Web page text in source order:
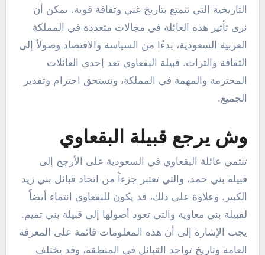
التاريخية التي تتمتع بتاريخ غني وثقافة قوية. يمكن أن
نرى تأثير هذه العائلة في مجالات متعددة في المملكة
العربية السعودية، بدءًا من السياسة والاقتصاد وصولاً إلى
الثقافة والتراث. قبيلة البقعاوي تعد إحدى العائلات
المحترمة والمهمة في المملكة، وتستحق احترام وتقدير
الجميع.
وش يرجع قبيلة البقعاوي
تنتمي عائلة البقعاوي في السعودية على الأرجح إلى
قبيلة بني حمد، والتي تعتبر جزءاً من اتحاد قبائل بني زيد
الكبير. وعلاوة على ذلك، قد يكون للبقعاوي انتماء أيضاً
لقبيلة بني معاوية والتي تعود أصولها إلى قبيلة بني تميم.
يجب الإشارة إلى أن هذه المعلومات قائمة على المعرفة
العامة وتاريخ تواجد القبائل في المنطقة، وقد يختلف